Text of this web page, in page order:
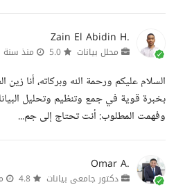
Zain El Abidin H.
محلل بيانات منذ سنة
السلام عليكم ورحمة الله وبركاته، أنا
بخبرة قوية في جمع وتنظيم وتحليل
وفهمت المطلوب: أنت تحتاج إلى جم...
Omar A.
دكتور جامعى بيانات